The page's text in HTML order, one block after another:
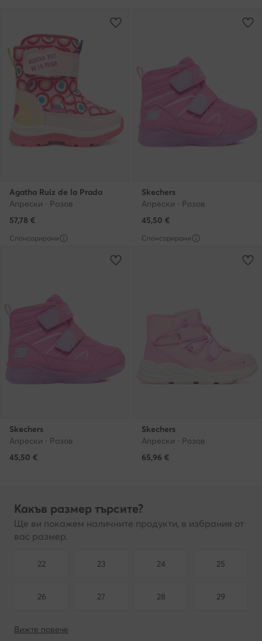
Agatha Ruiz de la Prada
Апрески · Розов
57,78 €
Skechers
Апрески · Розов
45,50 €
Спонсорирани
Skechers
Апрески · Розов
45,50 €
Спонсорирани
Skechers
Апрески · Розов
65,96 €
Какъв размер търсите?
Ще ви покажем наличните продукти, в избрания от
вас размер.
22 23 24 25
26 27 28 29
Вижте повече